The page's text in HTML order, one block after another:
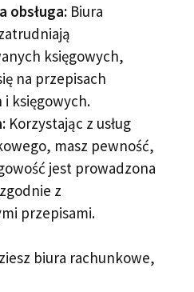
obsługa: Biura
księgowych,
na przepisach
księgowych.
Korzystając z usług
masz pewność,
jest prowadzona
z
przepisami.
biura rachunkowe,